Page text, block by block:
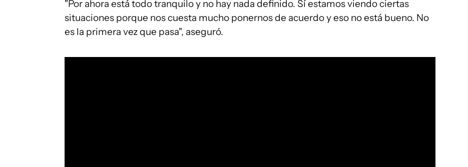
"Por ahora está todo tranquilo y no hay nada definido. Sí estamos viendo ciertas
situaciones porque nos cuesta mucho ponernos de acuerdo y eso no está bueno. No
es la primera vez que pasa", aseguró.